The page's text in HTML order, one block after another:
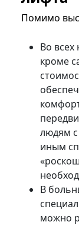
Помимо
Во всех
кроме
людям с
иным
В
можно